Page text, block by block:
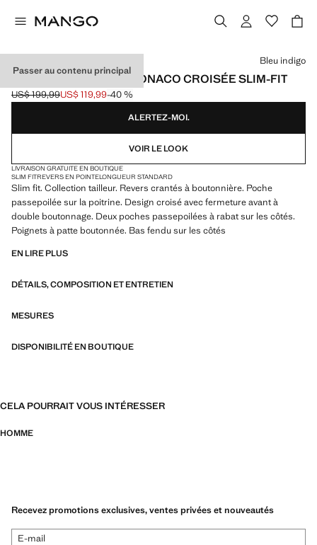
Passer au contenu principal
VESTE DE COSTUME MONACO CROISÉE SLIM-FIT
Prix initial barré [US$ 199,99 ]
US$ 199,99
Prix actuel [US$ 119,99 ]
US$ 119,99-40 %
Choisissez une couleur
Bleu indigo
ALERTEZ-MOI.
VOIR LE LOOK
LIVRAISON GRATUITE EN BOUTIQUE
SLIM FITREVERS EN POINTELONGUEUR STANDARD
Slim fit. Collection tailleur. Revers crantés à boutonnière. Poche
passepoilée sur la poitrine. Design croisé avec fermeture avant à
double boutonnage. Deux poches passepoilées à rabat sur les côtés.
Poignets à patte boutonnée. Bas fendu sur les côtés
EN LIRE PLUS
DÉTAILS, COMPOSITION ET ENTRETIEN
MESURES
DISPONIBILITÉ EN BOUTIQUE
CELA POURRAIT VOUS INTÉRESSER
HOMME
Recevez promotions exclusives, ventes privées et nouveautés
E-mail